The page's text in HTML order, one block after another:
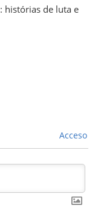
: histórias de luta e
Acceso